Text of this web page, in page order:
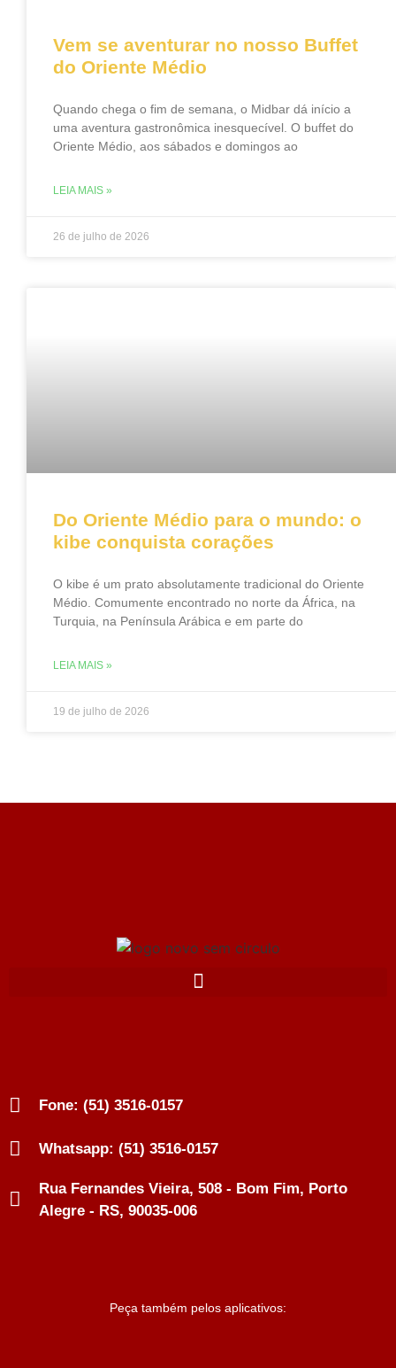
Vem se aventurar no nosso Buffet
do Oriente Médio
Quando chega o fim de semana, o Midbar dá início a
uma aventura gastronômica inesquecível. O buffet do
Oriente Médio, aos sábados e domingos ao
LEIA MAIS »
26 de julho de 2026
Do Oriente Médio para o mundo: o
kibe conquista corações
O kibe é um prato absolutamente tradicional do Oriente
Médio. Comumente encontrado no norte da África, na
Turquia, na Península Arábica e em parte do
LEIA MAIS »
19 de julho de 2026
Fone: (51) 3516-0157
Whatsapp: (51) 3516-0157
Rua Fernandes Vieira, 508 - Bom Fim, Porto
Alegre - RS, 90035-006
Peça também pelos aplicativos: